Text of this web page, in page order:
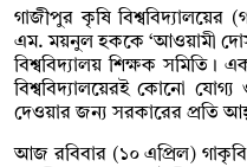
গাজীপুর কৃষি বিশ্ববিদ্যালয়ের
এম. ময়নুল হককে ‘আওয়ামী
বিশ্ববিদ্যালয় শিক্ষক সমিতি।
বিশ্ববিদ্যালয়েরই কোনো
দেওয়ার জন্য সরকারের প্রতি
আজ রবিবার (১০ এপ্রিল)